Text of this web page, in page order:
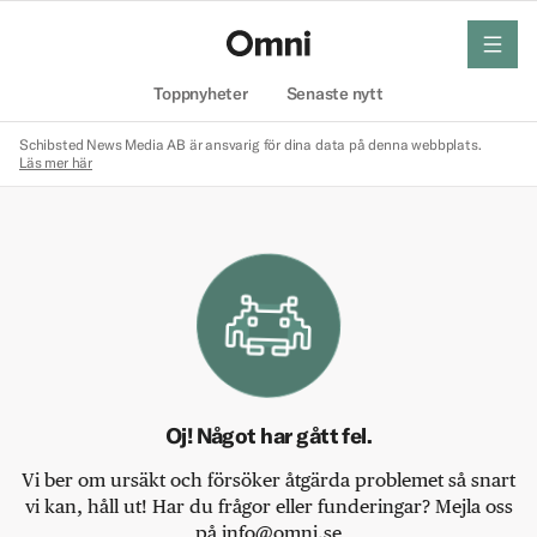
Toppnyheter Senaste nytt
meny
Schibsted News Media AB är ansvarig för dina data på denna webbplats.
Läs mer här
Oj! Något har gått fel.
Vi ber om ursäkt och försöker åtgärda problemet så snart
vi kan, håll ut! Har du frågor eller funderingar? Mejla oss